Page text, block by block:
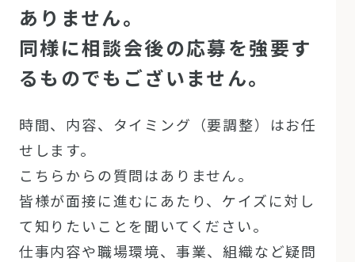
ありません。
同様に相談会後の応募を強要す
るものでもございません。
時間、内容、タイミング（要調整）はお任
せします。
こちらからの質問はありません。
皆様が面接に進むにあたり、ケイズに対し
て知りたいことを聞いてください。
仕事内容や職場環境、事業、組織など疑問